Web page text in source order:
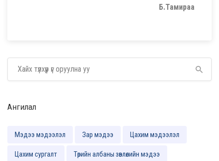
Б.Тамираа
Ангилал
Мэдээ мэдээлэл Зар мэдээ Цахим мэдээлэл
Цахим сургалт Төрийн албаны зөвлөлийн мэдээ